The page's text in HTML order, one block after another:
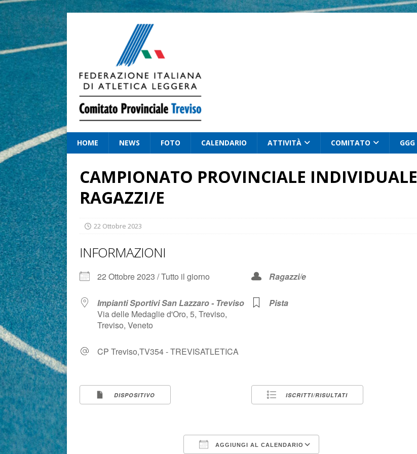
HOME NEWS FOTO CALENDARIO ATTIVITÀ COMITATO GGG
CAMPIONATO PROVINCIALE INDIVIDUALE
RAGAZZI/E
22 Ottobre 2023
INFORMAZIONI
22 Ottobre 2023 / Tutto il giorno
Impianti Sportivi San Lazzaro - Treviso
Via delle Medaglie d'Oro, 5, Treviso,
Treviso, Veneto
CP Treviso,TV354 - TREVISATLETICA
Ragazzi/e
Pista
DISPOSITIVO ISCRITTI/RISULTATI
AGGIUNGI AL CALENDARIO